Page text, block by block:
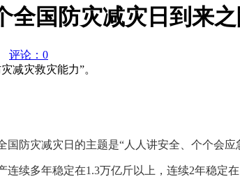
国防灾减灾日到来
评论：0
减灾救灾能力”。
国防灾减灾日的主题是“人人讲安全、个个会
续多年稳定在1.3万亿斤以上，连续2年稳定